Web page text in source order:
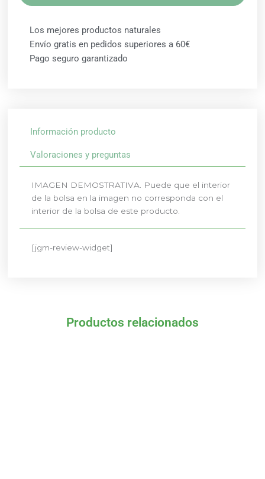
Los mejores productos naturales
Envío gratis en pedidos superiores a 60€
Pago seguro garantizado
Información producto
Valoraciones y preguntas
IMAGEN DEMOSTRATIVA. Puede que el interior
de la bolsa en la imagen no corresponda con el
interior de la bolsa de este producto.
[jgm-review-widget]
Productos relacionados